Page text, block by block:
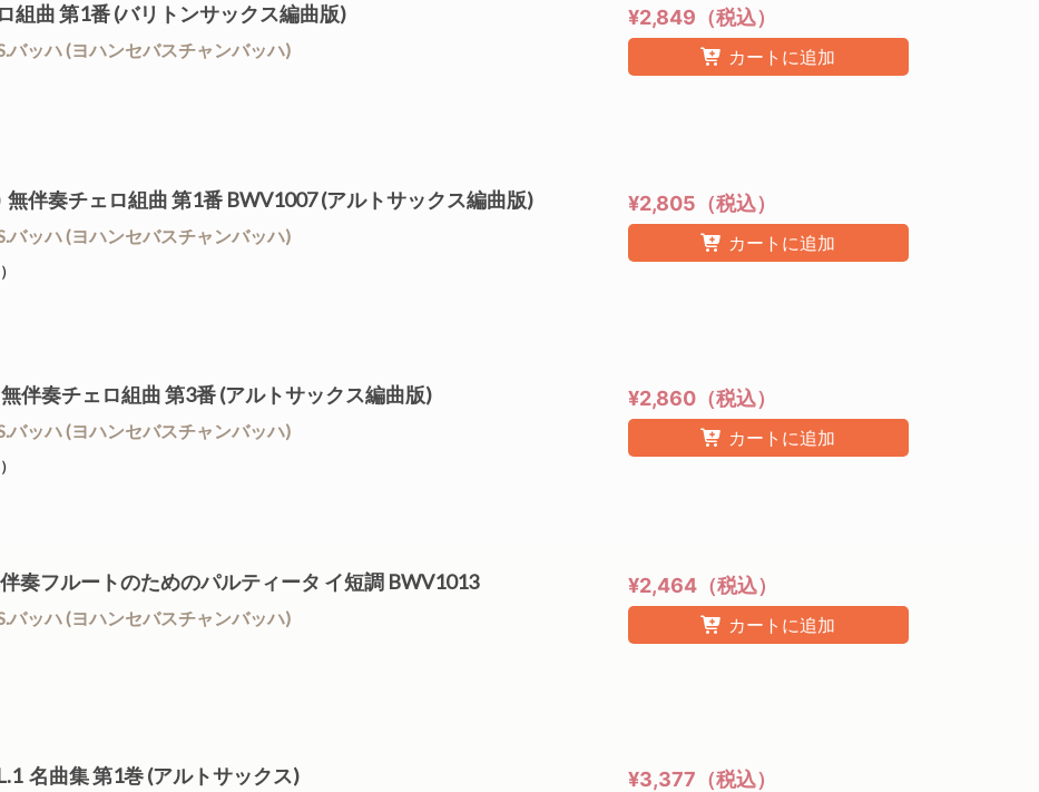
組曲 第1番 (バリトンサックス編曲版)
バッハ (ヨハンセバスチャンバッハ)
¥2,849（税込）
カートに追加
無伴奏チェロ組曲 第1番 BWV1007 (アルトサックス編曲版)
バッハ (ヨハンセバスチャンバッハ)
¥2,805（税込）
カートに追加
伴奏チェロ組曲 第3番 (アルトサックス編曲版)
バッハ (ヨハンセバスチャンバッハ)
¥2,860（税込）
カートに追加
奏フルートのためのパルティータ イ短調 BWV1013
バッハ (ヨハンセバスチャンバッハ)
¥2,464（税込）
カートに追加
名曲集 第1巻 (アルトサックス) ¥3,377（税込）